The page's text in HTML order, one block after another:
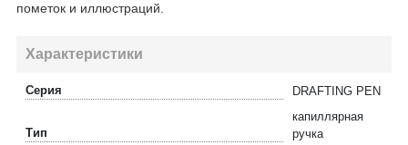
пометок и иллюстраций.
Характеристики
Серия DRAFTING PEN
Тип
капиллярная
ручка